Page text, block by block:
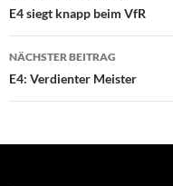
E4 siegt knapp beim VfR
NÄCHSTER BEITRAG
E4: Verdienter Meister